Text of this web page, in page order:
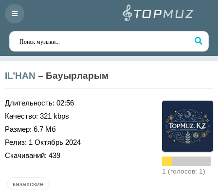
IL’HAN – Бауырларым
Длительность: 02:56
Качество: 321 kbps
Размер: 6.7 Мб
Релиз: 1 Октябрь 2024
Скачиваний: 439
1 (голосов: 1)
казахские